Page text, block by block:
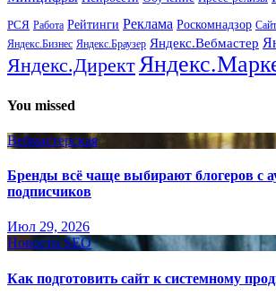
РСЯ Работа Рейтинги Реклама Роскомнадзор
Яндекс.Бизнес Яндекс.Браузер Яндекс.Вебмастер
Яндекс.Директ
You missed
Вебмастерская
Бренды всё чаще выбирают блогеров с
подписчиков
Июл 29, 2026
Новости SEO
Как подготовить сайт к системному